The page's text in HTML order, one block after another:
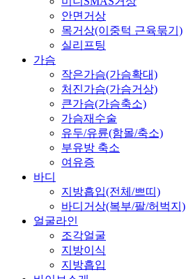
안면거상
목거상(이중턱 근육묶기)
실리프팅
가슴
작은가슴(가슴확대)
처진가슴(가슴거상)
큰가슴(가슴축소)
가슴재수술
유두/유륜(함몰/축소)
부유방 축소
여유증
바디
지방흡입(전체/쁘띠)
바디거상(복부/팔/허벅지)
얼굴라인
조각얼굴
지방이식
지방흡입